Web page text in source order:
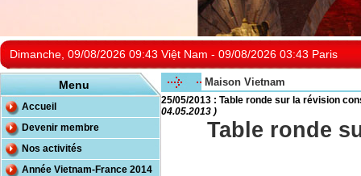
Dimanche, 09/08/2026 09:43 Việt Nam - 09/08/2026 03:43 Paris
Menu
Accueil
Devenir membre
Nos activités
Année Vietnam-France 2014
Maison Vietnam
25/05/2013 : Table ronde sur la révision
04.05.2013 )
Table ronde